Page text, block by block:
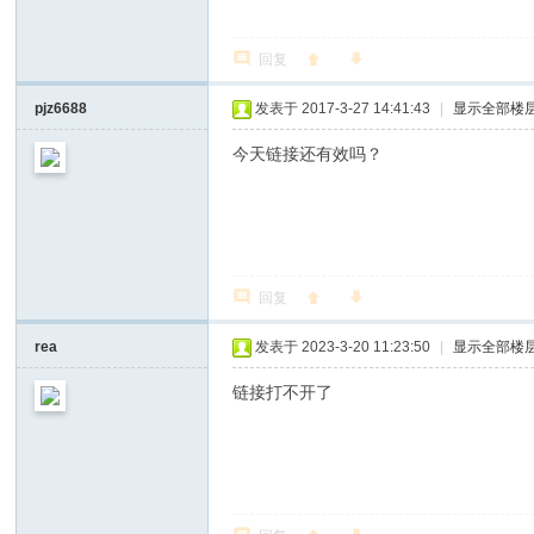
回复
pjz6688 发表于 2017-3-27 14:41:43 显示全部楼
今天链接还有效吗？
回复
rea 发表于 2023-3-20 11:23:50 显示全部楼
链接打不开了